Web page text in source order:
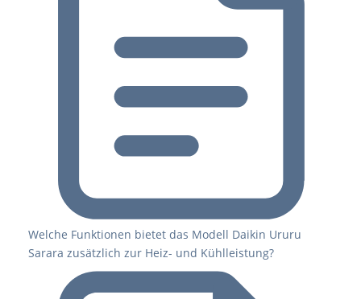
Welche Funktionen bietet das Modell Daikin Ururu
Sarara zusätzlich zur Heiz- und Kühlleistung?